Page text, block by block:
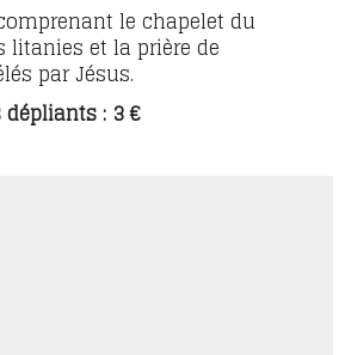
le chapelet du
litanies et la prière de
par Jésus.
: 3 €